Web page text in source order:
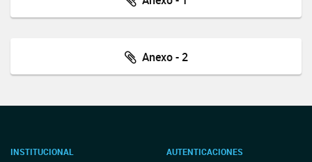
Anexo - 2
INSTITUCIONAL AUTENTICACIONES